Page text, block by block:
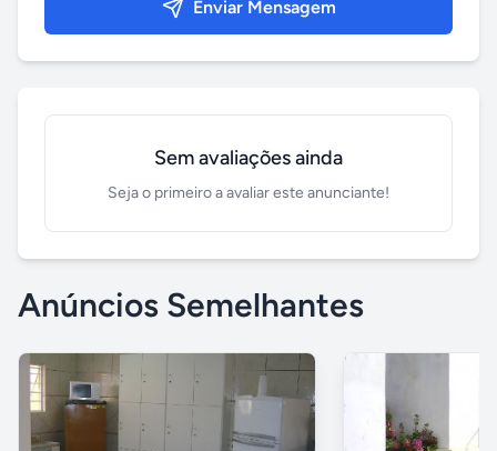
Enviar Mensagem
Sem avaliações ainda
Seja o primeiro a avaliar este anunciante!
Anúncios Semelhantes